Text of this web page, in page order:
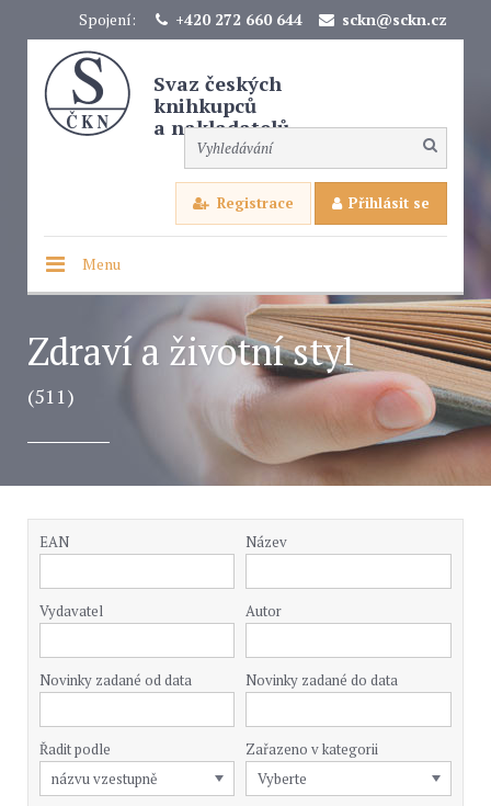
Spojení: +420 272 660 644 sckn@sckn.cz
Svaz českých
knihkupců
a nakladatelů
Registrace Přihlásit se
Menu
Zdraví a životní styl
(511)
EAN Název
Vydavatel Autor
Novinky zadané od data Novinky zadané do data
Řadit podle Zařazeno v kategorii